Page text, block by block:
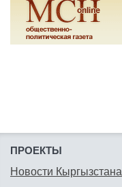
ПРОЕКТЫ
Новости Кыргызстана